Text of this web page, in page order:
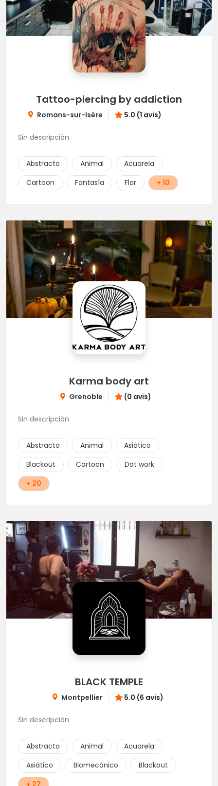
Tattoo-piercing by addiction
Romans-sur-Isère 5.0 (1 avis)
Sin descripción
Abstracto Animal
Acuarela
Cartoon
Fantasía Flor + 10
Karma body art
Grenoble (0 avis)
Sin descripción
Abstracto Animal
Asiático
Blackout
Cartoon
Dot work
+ 20
BLACK TEMPLE
Montpellier 5.0 (6 avis)
Sin descripción
Abstracto Animal
Acuarela
Asiático
Biomecánico
Blackout
+ 27